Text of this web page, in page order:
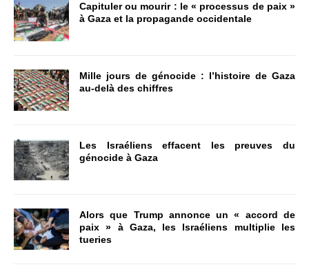
Capituler ou mourir : le « processus de paix »
à Gaza et la propagande occidentale
Mille jours de génocide : l’histoire de Gaza
au-delà des chiffres
Les Israéliens effacent les preuves du
génocide à Gaza
Alors que Trump annonce un « accord de
paix » à Gaza, les Israéliens multiplie les
tueries